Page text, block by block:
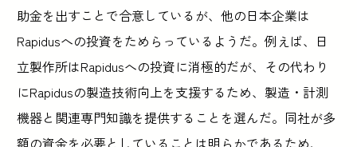
助金を出すことで合意しているが、他の日本企業は
Rapidusへの投資をためらっているようだ。例えば、日
立製作所はRapidusへの投資に消極的だが、その代わり
にRapidusの製造技術向上を支援するため、製造・計測
機器と関連専門知識を提供することを選んだ。同社が多
額の資金を必要としていることは明らかであるため、